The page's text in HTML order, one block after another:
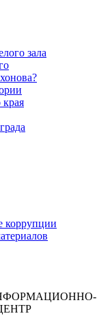
зала
коррупции